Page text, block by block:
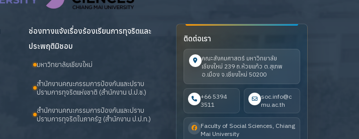
ช่องทางแจ้งเรื่องร้องเรียนการทุจริตและ
ประพฤติมิชอบ
มหาวิทยาลัยเชียงใหม่
สำนักงานคณะกรรมการป้องกันและปราบ
ปรามการทุจริตแห่งชาติ (สำนักงาน ป.ป.ช.)
สำนักงานคณะกรรมการป้องกันและปราบ
ปรามการทุจริตในภาครัฐ (สำนักงาน ป.ป.ท.)
ติดต่อเรา
คณะสังคมศาสตร์ มหาวิทยาลัย
เชียงใหม่ 239 ถ.ห้วยแก้ว ต.สุเทพ
อ.เมือง จ.เชียงใหม่ 50200
+66 5394
3511
soc.info@c
mu.ac.th
Faculty of Social Sciences, Chiang
Mai University